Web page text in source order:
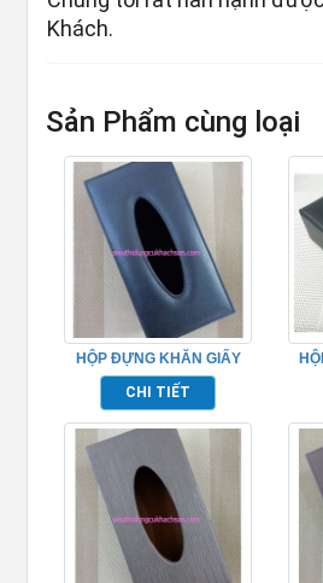
Khách.
Sản Phẩm cùng loại
HỘP ĐỰNG KHĂN GIẤY
CAO CẤP
CHI TIẾT